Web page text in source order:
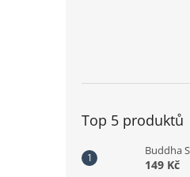
Top 5 produktů
Buddha
149 Kč